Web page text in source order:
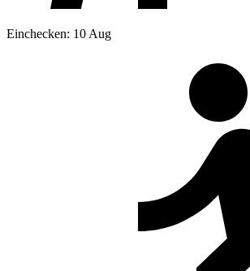
Einchecken: 10 Aug